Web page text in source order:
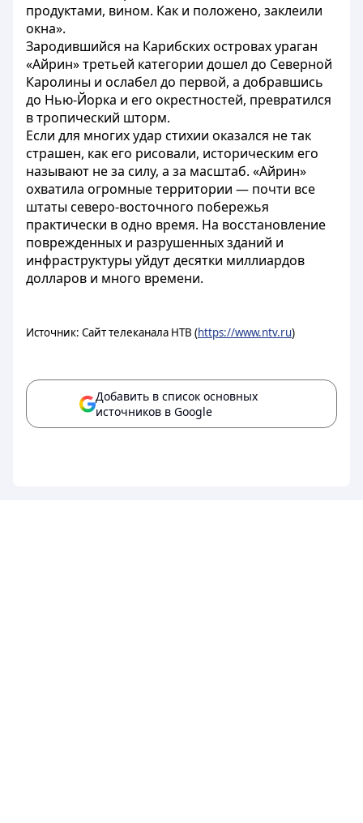
продуктами, вином. Как и положено, заклеили
окна».
Зародившийся на Карибских островах ураган
«Айрин» третьей категории дошел до Северной
Каролины и ослабел до первой, а добравшись
до Нью-Йорка и его окрестностей, превратился
в тропический шторм.
Если для многих удар стихии оказался не так
страшен, как его рисовали, историческим его
называют не за силу, а за масштаб. «Айрин»
охватила огромные территории — почти все
штаты северо-восточного побережья
практически в одно время. На восстановление
поврежденных и разрушенных зданий и
инфраструктуры уйдут десятки миллиардов
долларов и много времени.
Источник: Сайт телеканала НТВ (https://www.ntv.ru)
Добавить в список основных
источников в Google